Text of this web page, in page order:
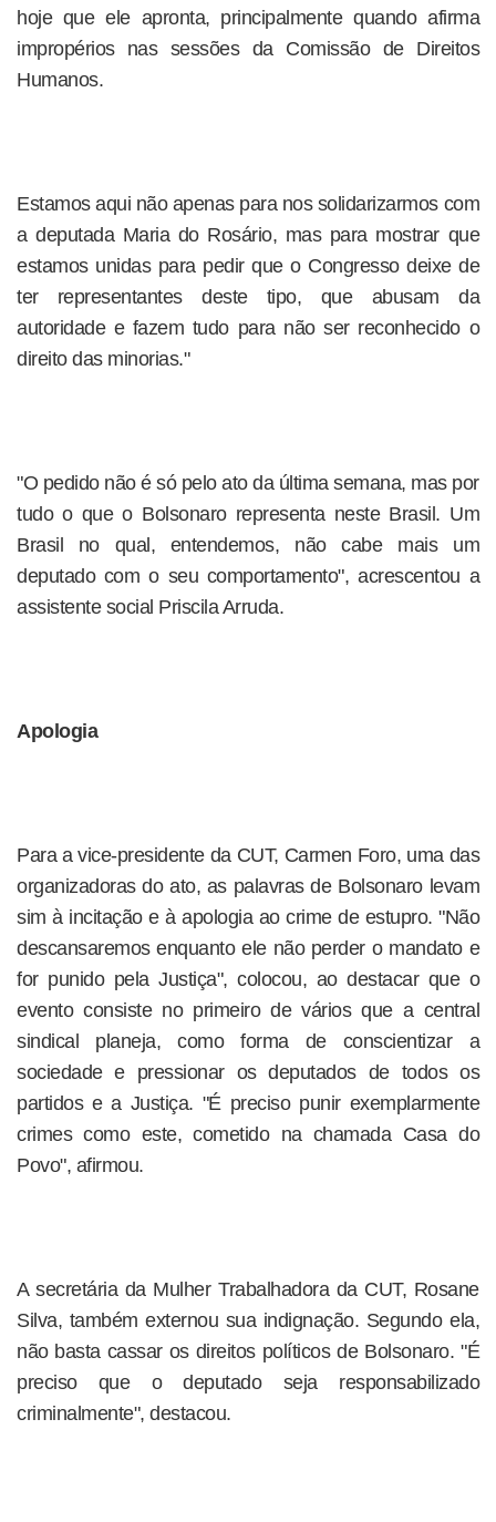
hoje que ele apronta, principalmente quando afirma
impropérios nas sessões da Comissão de Direitos
Humanos.
Estamos aqui não apenas para nos solidarizarmos com
a deputada Maria do Rosário, mas para mostrar que
estamos unidas para pedir que o Congresso deixe de
ter representantes deste tipo, que abusam da
autoridade e fazem tudo para não ser reconhecido o
direito das minorias."
"O pedido não é só pelo ato da última semana, mas por
tudo o que o Bolsonaro representa neste Brasil. Um
Brasil no qual, entendemos, não cabe mais um
deputado com o seu comportamento", acrescentou a
assistente social Priscila Arruda.
Apologia
Para a vice-presidente da CUT, Carmen Foro, uma das
organizadoras do ato, as palavras de Bolsonaro levam
sim à incitação e à apologia ao crime de estupro. "Não
descansaremos enquanto ele não perder o mandato e
for punido pela Justiça", colocou, ao destacar que o
evento consiste no primeiro de vários que a central
sindical planeja, como forma de conscientizar a
sociedade e pressionar os deputados de todos os
partidos e a Justiça. "É preciso punir exemplarmente
crimes como este, cometido na chamada Casa do
Povo", afirmou.
A secretária da Mulher Trabalhadora da CUT, Rosane
Silva, também externou sua indignação. Segundo ela,
não basta cassar os direitos políticos de Bolsonaro. "É
preciso que o deputado seja responsabilizado
criminalmente", destacou.